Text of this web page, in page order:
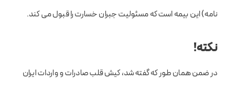
نامه) این بیمه است که مسئولیت جبران خسارت را قبول می کند.
نکته!
در ضمن همان طور که گفته شد، کیش قلب صادرات و واردات ایران